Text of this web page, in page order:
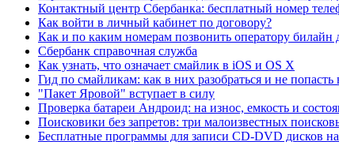
Контактный центр Сбербанка: бесплатный номер
Как войти в личный кабинет по договору?
Как и по каким номерам позвонить оператору билайн
Сбербанк справочная служба
Как узнать, что означает смайлик в iOS и OS X
Гид по смайликам: как в них разобраться и не
"Пакет Яровой" вступает в силу
Проверка батареи Андроид: на износ, емкость и
Поисковики без запретов: три малоизвестных
Бесплатные программы для записи CD-DVD дисков